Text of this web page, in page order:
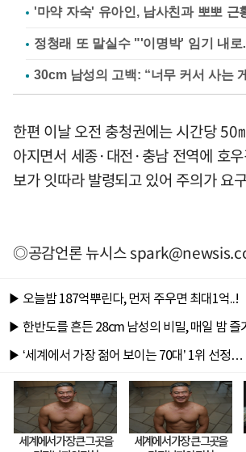
'마약 자숙' 유아인, 남사친과 뽀뽀 근
정청래 또 말실수 "'이명박' 임기 내
한편 이날 오전 충청권에는 시간당 50
아지면서 세종·대전·충남 전역에 호
보가 잇따라 발령되고 있어 주의가 요
◎공감언론 뉴시스